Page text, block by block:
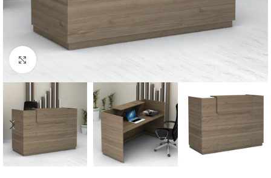
Κάντε κλικ για μεγέθυνση